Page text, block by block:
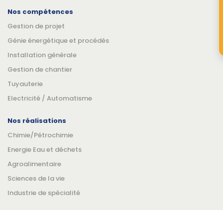
Nos compétences
Gestion de projet
Génie énergétique et procédés
Installation générale
Gestion de chantier
Tuyauterie
Electricité / Automatisme
Nos réalisations
Chimie/Pétrochimie
Energie Eau et déchets
Agroalimentaire
Sciences de la vie
Industrie de spécialité